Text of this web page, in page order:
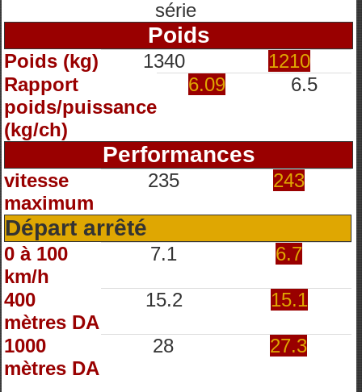
série
Poids
Poids (kg) 1340
1210
Rapport
poids/puissance
(kg/ch)
6.09 6.5
Performances
vitesse
maximum
235 243
Départ arrêté
0 à 100
km/h
7.1 6.7
400
mètres DA
15.2 15.1
1000
mètres DA
28 27.3